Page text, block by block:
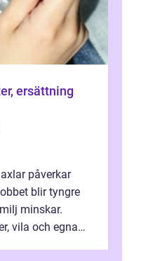
påverkar
blir tyngre
minskar.
vila och egna